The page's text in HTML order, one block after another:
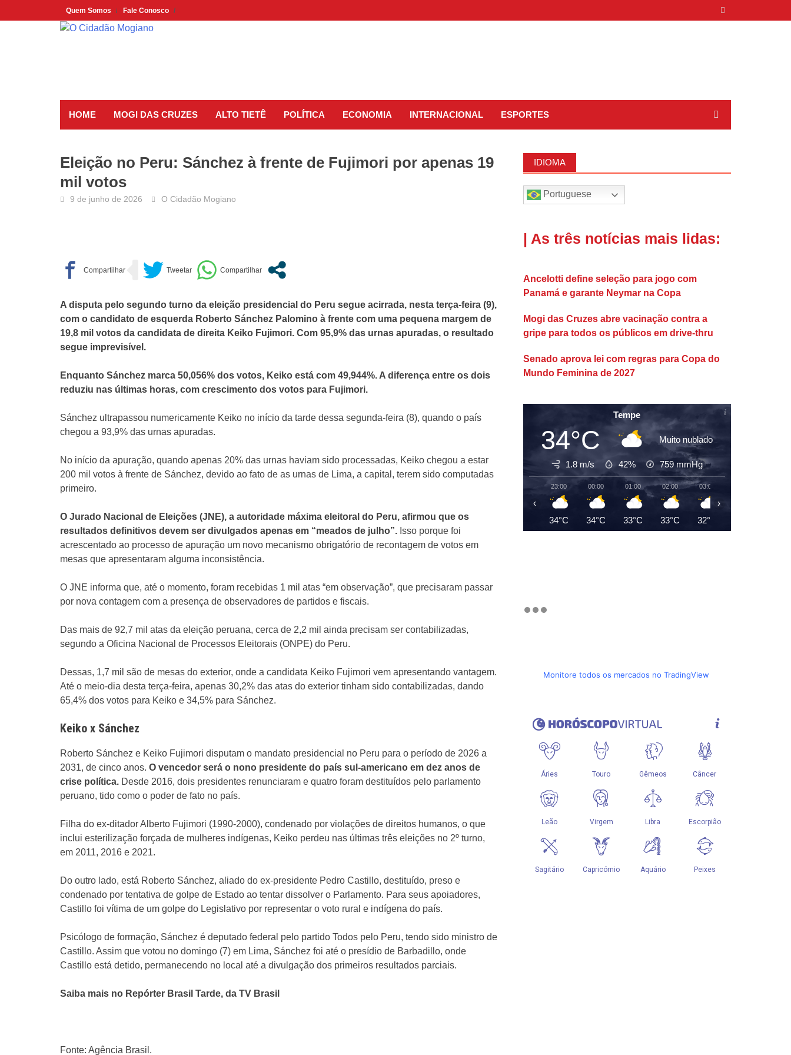
to
Quem Somos Fale Conosco
HOME MOGI DAS CRUZES ALTO TIETÊ POLÍTICA ECONOMIA INTERNACIONAL ESPORTES
Eleição no Peru: Sánchez à frente de Fujimori por apenas 19
mil votos
9 de junho de 2026 O Cidadão Mogiano
A disputa pelo segundo turno da eleição presidencial do Peru segue acirrada, nesta terça-feira (9),
com o candidato de esquerda Roberto Sánchez Palomino à frente com uma pequena margem de
19,8 mil votos da candidata de direita Keiko Fujimori. Com 95,9% das urnas apuradas, o resultado
segue imprevisível.
Enquanto Sánchez marca 50,056% dos votos, Keiko está com 49,944%. A diferença entre os dois
reduziu nas últimas horas, com crescimento dos votos para Fujimori.
Sánchez ultrapassou numericamente Keiko no início da tarde dessa segunda-feira (8), quando o país
chegou a 93,9% das urnas apuradas.
No início da apuração, quando apenas 20% das urnas haviam sido processadas, Keiko chegou a estar
200 mil votos à frente de Sánchez, devido ao fato de as urnas de Lima, a capital, terem sido computadas
primeiro.
O Jurado Nacional de Eleições (JNE), a autoridade máxima eleitoral do Peru, afirmou que os
resultados definitivos devem ser divulgados apenas em “meados de julho”. Isso porque foi
acrescentado ao processo de apuração um novo mecanismo obrigatório de recontagem de votos em
mesas que apresentaram alguma inconsistência.
O JNE informa que, até o momento, foram recebidas 1 mil atas “em observação”, que precisaram passar
por nova contagem com a presença de observadores de partidos e fiscais.
Das mais de 92,7 mil atas da eleição peruana, cerca de 2,2 mil ainda precisam ser contabilizadas,
segundo a Oficina Nacional de Processos Eleitorais (ONPE) do Peru.
Dessas, 1,7 mil são de mesas do exterior, onde a candidata Keiko Fujimori vem apresentando vantagem.
Até o meio-dia desta terça-feira, apenas 30,2% das atas do exterior tinham sido contabilizadas, dando
65,4% dos votos para Keiko e 34,5% para Sánchez.
Keiko x Sánchez
Roberto Sánchez e Keiko Fujimori disputam o mandato presidencial no Peru para o período de 2026 a
2031, de cinco anos. O vencedor será o nono presidente do país sul-americano em dez anos de
crise política. Desde 2016, dois presidentes renunciaram e quatro foram destituídos pelo parlamento
peruano, tido como o poder de fato no país.
Filha do ex-ditador Alberto Fujimori (1990-2000), condenado por violações de direitos humanos, o que
inclui esterilização forçada de mulheres indígenas, Keiko perdeu nas últimas três eleições no 2º turno,
em 2011, 2016 e 2021.
Do outro lado, está Roberto Sánchez, aliado do ex-presidente Pedro Castillo, destituído, preso e
condenado por tentativa de golpe de Estado ao tentar dissolver o Parlamento. Para seus apoiadores,
Castillo foi vítima de um golpe do Legislativo por representar o voto rural e indígena do país.
Psicólogo de formação, Sánchez é deputado federal pelo partido Todos pelo Peru, tendo sido ministro de
Castillo. Assim que votou no domingo (7) em Lima, Sánchez foi até o presídio de Barbadillo, onde
Castillo está detido, permanecendo no local até a divulgação dos primeiros resultados parciais.
Saiba mais no Repórter Brasil Tarde, da TV Brasil
Fonte: Agência Brasil.
IDIOMA
Portuguese
| As três notícias mais lidas:
Ancelotti define seleção para jogo com
Panamá e garante Neymar na Copa
Mogi das Cruzes abre vacinação contra a
gripe para todos os públicos em drive-thru
Senado aprova lei com regras para Copa do
Mundo Feminina de 2027
Tempe
34°C Muito nublado
1.8 m/s 42% 759 mmHg
23:00
34°C
00:00
34°C
01:00
33°C
02:00
33°C
03:00
32°C
‹ ›
Monitore todos os mercados no TradingView